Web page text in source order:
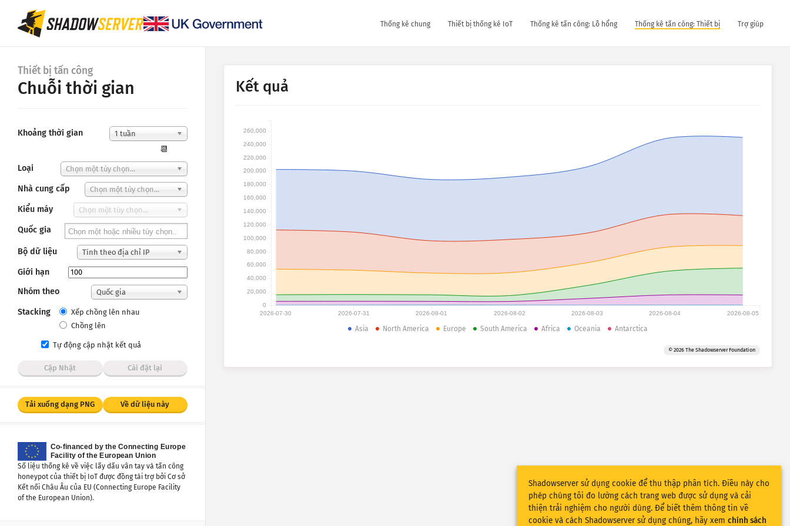
Thống kê chung Thiết bị thống kê IoT Thống kê tấn công: Lỗ hổng Thống kê tấn công: Thiết bị Trợ giúp
Thiết bị tấn công
Chuỗi thời gian
Khoảng thời gian 1 tuần
📆
Loại
Chọn một tùy chọn...
Nhà cung cấp Chọn một tùy chọn...
Kiểu máy Chọn một tùy chọn...
Quốc gia
Bộ dữ liệu Tính theo địa chỉ IP
Giới hạn
Nhóm theo
Quốc gia
Stacking
Xếp chồng lên nhau
Chồng lên
Tự động cập nhật kết quả
Cập Nhật Cài đặt lại
Tải xuống dạng PNG Về dữ liệu này
Số liệu thống kê về việc lấy dấu vân tay và tấn công
honeypot của thiết bị IoT được đồng tài trợ bởi Cơ sở
Kết nối Châu Âu của EU (Connecting Europe Facility
of the European Union).
Kết quả
2026-07-30 2026-07-31 2026-08-01 2026-08-02 2026-08-03 2026-08-04 2026-08-05
0
20,000
40,000
60,000
80,000
100,000
120,000
140,000
160,000
180,000
200,000
220,000
240,000
260,000
Asia North America Europe South America Africa Oceania Antarctica
© 2026 The Shadowserver Foundation
Shadowserver sử dụng cookie để thu thập phân tích. Điều này cho
phép chúng tôi đo lường cách trang web được sử dụng và cải
thiện trải nghiệm cho người dùng. Để biết thêm thông tin về
cookie và cách Shadowserver sử dụng chúng, hãy xem chính sách